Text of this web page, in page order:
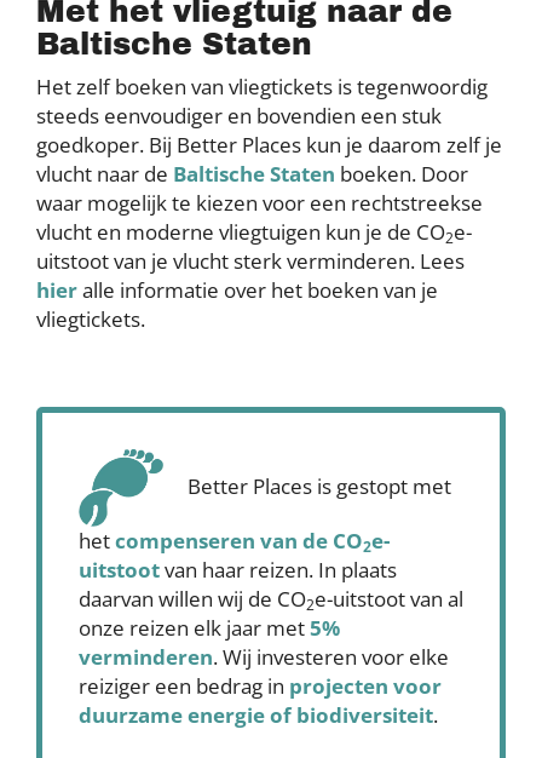
Met het vliegtuig naar de
Baltische Staten
Het zelf boeken van vliegtickets is tegenwoordig
steeds eenvoudiger en bovendien een stuk
goedkoper. Bij Better Places kun je daarom zelf je
vlucht naar de Baltische Staten boeken. Door
waar mogelijk te kiezen voor een rechtstreekse
vlucht en moderne vliegtuigen kun je de CO2e-
uitstoot van je vlucht sterk verminderen. Lees
hieralle informatie over het boeken van je
vliegtickets.
Better Places is gestopt met
hetcompenseren van de CO2e-
uitstootvan haar reizen. In plaats
daarvan willen wij de CO2e-uitstoot van al
onze reizen elk jaar met5%
verminderen. Wij investeren voor elke
reiziger een bedrag in projecten voor
duurzame energie of biodiversiteit.